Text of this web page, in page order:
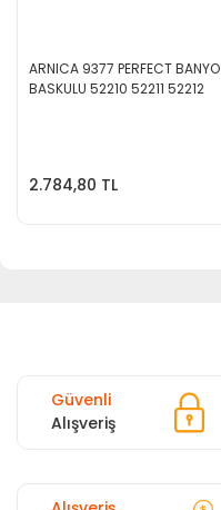
ARNICA 9377 PERFECT BANYO
BASKULU 52210 52211 52212
2.784,80 TL
Güvenli
Alışveriş